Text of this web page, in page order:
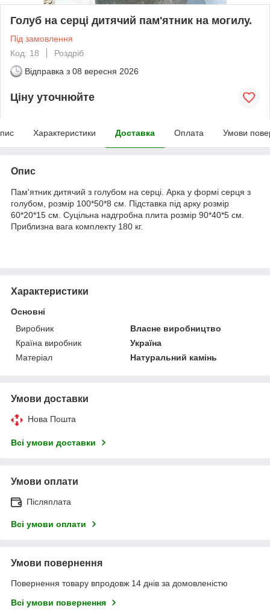
Голуб на серці дитячий пам'ятник на могилу.
Під замовлення
Код: 18
Роздріб
Відправка з 08 вересня 2026
Ціну уточнюйте
Характеристики Доставка Оплата Умови
Опис
Пам'ятник дитячий з голубом на серці. Арка у формі серця з
голубом, розмір 100*50*8 см. Підставка під арку розмір
60*20*15 см. Суцільна надгробна плита розмір 90*40*5 см.
Приблизна вага комплекту 180 кг.
Характеристики
Основні
Виробник
Власне виробництво
Країна виробник
Україна
Матеріал
Натуральний камінь
Умови доставки
Нова Пошта
Всі умови доставки
Умови оплати
Післяплата
Всі умови оплати
Умови повернення
Повернення товару впродовж 14 днів за домовленістю
Всі умови повернення